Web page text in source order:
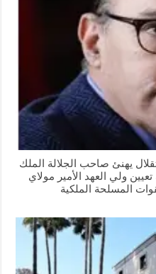
يهنئ صاحب الجلالة الملك
ولي العهد الأمير مولاي
المسلحة الملكية